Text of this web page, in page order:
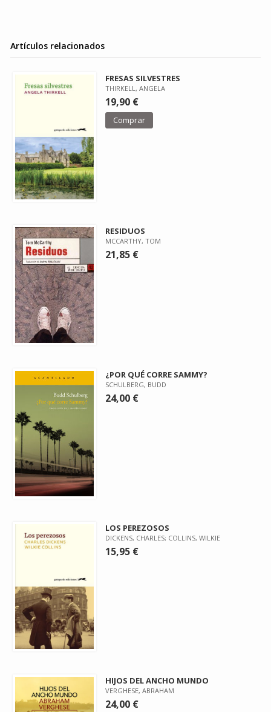
Artículos relacionados
FRESAS SILVESTRES
THIRKELL, ANGELA
19,90 €
Comprar
RESIDUOS
MCCARTHY, TOM
21,85 €
¿POR QUÉ CORRE SAMMY?
SCHULBERG, BUDD
24,00 €
LOS PEREZOSOS
DICKENS, CHARLES; COLLINS, WILKIE
15,95 €
HIJOS DEL ANCHO MUNDO
VERGHESE, ABRAHAM
24,00 €